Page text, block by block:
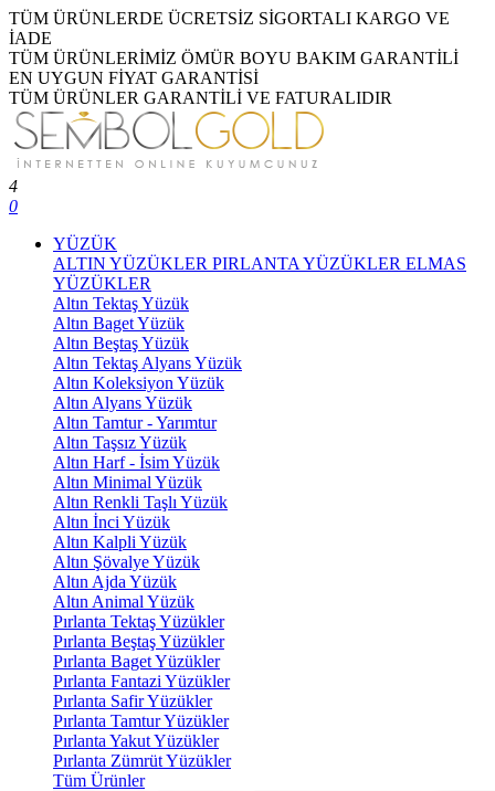
TÜM ÜRÜNLERDE ÜCRETSİZ SİGORTALI KARGO VE
İADE
TÜM ÜRÜNLERİMİZ ÖMÜR BOYU BAKIM GARANTİLİ
EN UYGUN FİYAT GARANTİSİ
TÜM ÜRÜNLER GARANTİLİ VE FATURALIDIR
4
0
YÜZÜK
ALTIN YÜZÜKLER PIRLANTA YÜZÜKLER ELMAS
YÜZÜKLER
Altın Tektaş Yüzük
Altın Baget Yüzük
Altın Beştaş Yüzük
Altın Tektaş Alyans Yüzük
Altın Koleksiyon Yüzük
Altın Alyans Yüzük
Altın Tamtur - Yarımtur
Altın Taşsız Yüzük
Altın Harf - İsim Yüzük
Altın Minimal Yüzük
Altın Renkli Taşlı Yüzük
Altın İnci Yüzük
Altın Kalpli Yüzük
Altın Şövalye Yüzük
Altın Ajda Yüzük
Altın Animal Yüzük
Pırlanta Tektaş Yüzükler
Pırlanta Beştaş Yüzükler
Pırlanta Baget Yüzükler
Pırlanta Fantazi Yüzükler
Pırlanta Safir Yüzükler
Pırlanta Tamtur Yüzükler
Pırlanta Yakut Yüzükler
Pırlanta Zümrüt Yüzükler
Tüm Ürünler